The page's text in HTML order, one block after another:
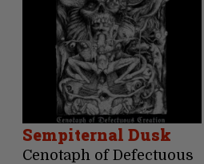
Sempiternal Dusk
Cenotaph of Defectuous